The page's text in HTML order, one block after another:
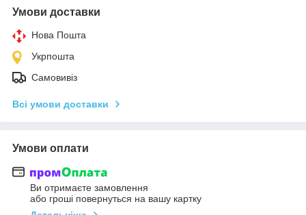
Умови доставки
Нова Пошта
Укрпошта
Самовивіз
Всі умови доставки
Умови оплати
Ви отримаєте замовлення
або гроші повернуться на вашу картку